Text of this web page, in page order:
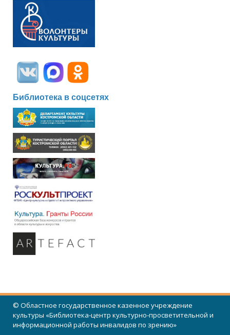
Библиотека в соцсетях
© Областное государственное казенное учреждение
культуры «Библиотека-центр культурно-просветительной и
информационной работы инвалидов по зрению»